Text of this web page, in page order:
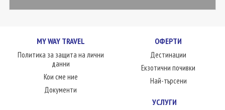
MY WAY TRAVEL
Политика за защита на лични
данни
Кои сме ние
Документи
ОФЕРТИ
Дестинации
Екзотични почивки
Най-търсени
УСЛУГИ